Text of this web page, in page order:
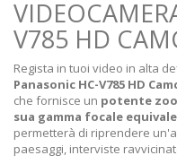
V785 HD
Regista in tuoi video in alta
Panasonic HC-V785 HD
che fornisce un potente
sua gamma focale
permetterà di riprendere
paesaggi, interviste